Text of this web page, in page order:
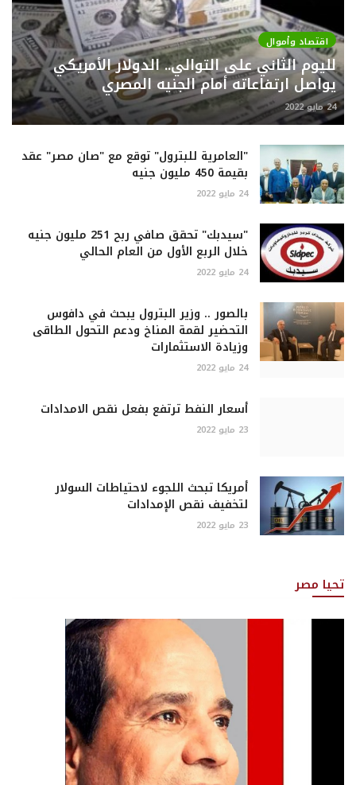
اقتصاد وأموال
لليوم الثاني على التوالي.. الدولار الأمريكي
يواصل ارتفاعاته أمام الجنيه المصري
24 مايو 2022
"العامرية للبترول" توقع مع "صان مصر" عقد
بقيمة 450 مليون جنيه
24 مايو 2022
"سيدبك" تحقق صافي ربح 251 مليون جنيه
خلال الربع الأول من العام الحالي
24 مايو 2022
بالصور .. وزير البترول يبحث في دافوس
التحضير لقمة المناخ ودعم التحول الطاقى
وزيادة الاستثمارات
24 مايو 2022
أسعار النفط ترتفع بفعل نقص الامدادات
23 مايو 2022
أمريكا تبحث اللجوء لاحتياطات السولار
لتخفيف نقص الإمدادات
23 مايو 2022
تحيا مصر